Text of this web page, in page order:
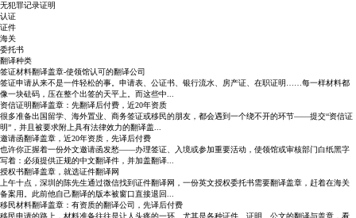
无犯罪记录证明
认证
证件
海关
委托书
翻译种类
签证材料翻译盖章-使领馆认可的翻译公司
签证申请从来不是一件轻松的事。申请表、公证书、银行流水、房产证、在职证明……每一样材料都
像一块砝码，压在整个出签的天平上。而这些中...
资信证明翻译盖章：先翻译后付费，近20年资质
很多准备出国留学、海外置业、商务签证或移民的朋友，都会遇到一个绕不开的环节——提交“资信证
明”，并且被要求附上具有法律效力的翻译盖...
邀请函翻译盖章，近20年资质，先译后付费
也许你正握着一份外文邀请函发愁——办理签证、入境或参加重要活动，使领馆或审核部门白纸黑字
写着：必须提供正规的中文翻译件，并加盖翻译...
授权书翻译盖章，就选证件翻译网
上午十点，深圳的陈先生通过微信找到证件翻译网，一份英文授权委托书需要翻译盖章，赶着在海关
备案用。此前他自己翻译的版本被窗口直接退回...
移民材料翻译盖章：有资质的翻译公司，先译后付费